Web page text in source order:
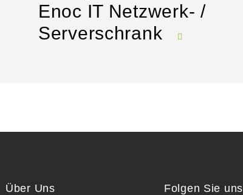
Enoc IT Netzwerk- /
Serverschrank
Über Uns Folgen Sie uns